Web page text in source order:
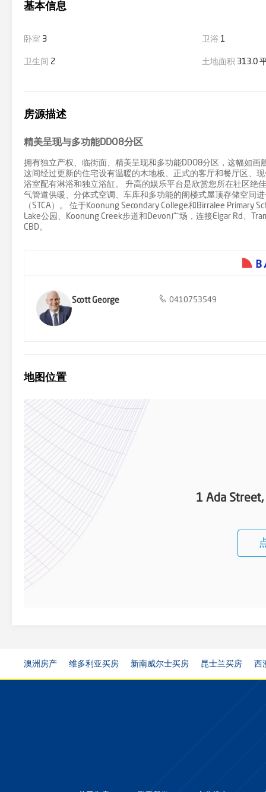
基本信息
卧室 3 卫浴 1
卫生间 2 土地面积 313.0
房源描述
精美呈现与多功能DDO8分区
拥有独立产权、临街面、精美呈现和多功能DDO8分区，这幅如
这间经过更新的住宅设有温暖的木地板、正式的客厅和餐厅区、
浴室配有淋浴和独立浴缸。 升高的娱乐平台是欣赏您所在社区绝
气管道供暖、分体式空调、车库和多功能的阁楼式屋顶存储空间
（STCA）。 位于Koonung Secondary College和Birralee
Lake公园、Koonung Creek步道和Devon广场，连接Elgar Rd、
CBD。
Scott George 0410753549
地图位置
1 Ada Street,
澳洲房产 维多利亚买房 新南威尔士买房 昆士兰买房 西